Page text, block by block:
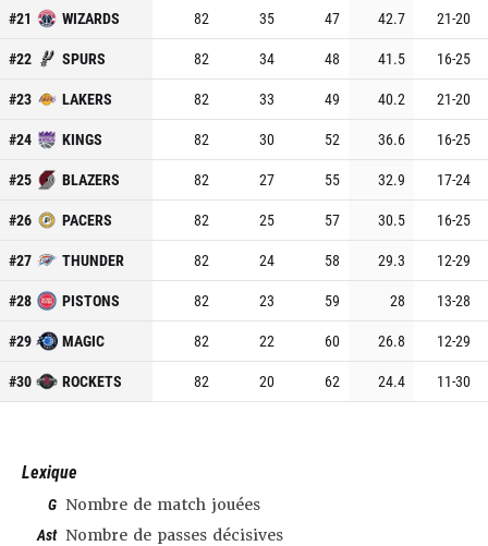
#21 WIZARDS 82 35 47 42.7 21-20
#22 SPURS 82 34 48 41.5 16-25
#23 LAKERS 82 33 49 40.2 21-20
#24 KINGS 82 30 52 36.6 16-25
#25 BLAZERS 82 27 55 32.9 17-24
#26 PACERS 82 25 57 30.5 16-25
#27 THUNDER 82 24 58 29.3 12-29
#28 PISTONS 82 23 59 28 13-28
#29 MAGIC 82 22 60 26.8 12-29
#30 ROCKETS 82 20 62 24.4 11-30
Lexique
G Nombre de match jouées
Ast Nombre de passes décisives